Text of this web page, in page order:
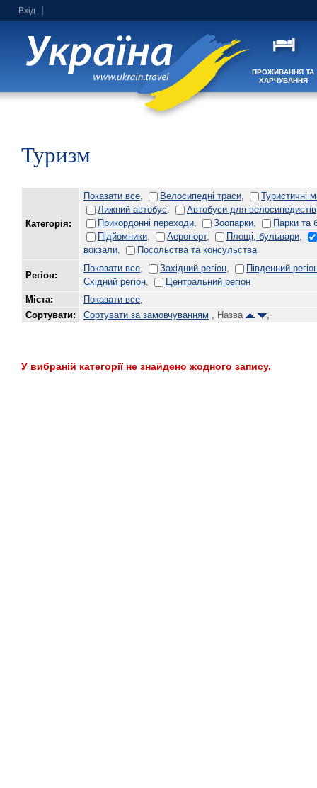
Вхід
ПРОЖИВАННЯ ТА
ХАРЧУВАННЯ
Туризм
Категорія:
Показати все Велосипедні траси
Туристичні
Лижний автобус
Автобуси для велосипедистів
Прикордонні переходи
Зоопарки
Парки та
Підйомники
Аеропорт, Площі, бульвари
вокзали
Посольства та консульства
Регіон:
Показати все Західний регіон
Південний
Східний регіон
Центральний регіон
Міста:
Показати все
Сортувати:
Сортувати за замовчуванням , Назва
У вибраній категорії не знайдено жодного запису.